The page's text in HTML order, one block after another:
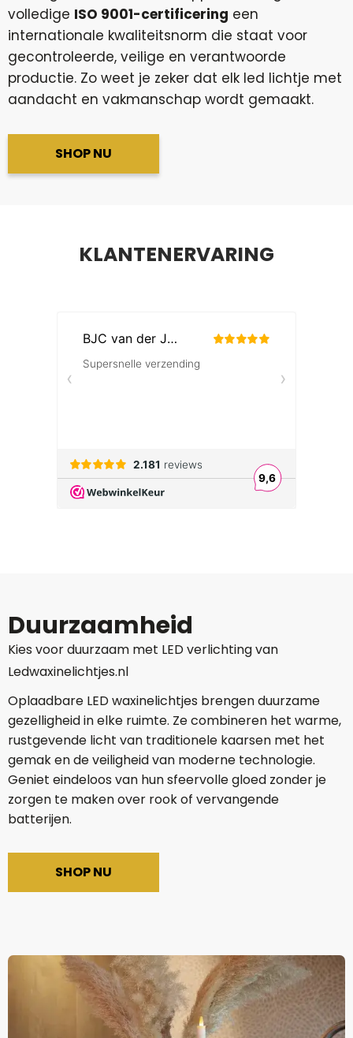
volledige ISO 9001-certificering een
internationale kwaliteitsnorm die staat voor
gecontroleerde, veilige en verantwoorde
productie. Zo weet je zeker dat elk led lichtje met
aandacht en vakmanschap wordt gemaakt.
SHOP NU
KLANTENERVARING
Duurzaamheid
Kies voor duurzaam met LED verlichting van
Ledwaxinelichtjes.nl
Oplaadbare LED waxinelichtjes brengen duurzame
gezelligheid in elke ruimte. Ze combineren het warme,
rustgevende licht van traditionele kaarsen met het
gemak en de veiligheid van moderne technologie.
Geniet eindeloos van hun sfeervolle gloed zonder je
zorgen te maken over rook of vervangende
batterijen.
SHOP NU